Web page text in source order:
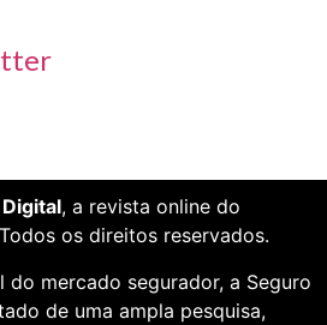
, a revista online do
os direitos reservados.
do mercado segurador, a Seguro
de uma ampla pesquisa,